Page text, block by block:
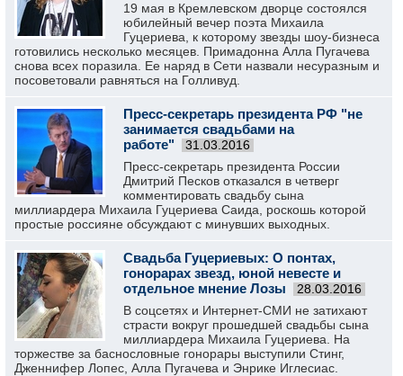
19 мая в Кремлевском дворце состоялся
юбилейный вечер поэта Михаила
Гуцериева, к которому звезды шоу-бизнеса
готовились несколько месяцев. Примадонна Алла Пугачева
снова всех поразила. Ее наряд в Сети назвали несуразным и
посоветовали равняться на Голливуд.
Пресс-секретарь президента РФ "не
занимается свадьбами на
работе"
31.03.2016
Пресс-секретарь президента России
Дмитрий Песков отказался в четверг
комментировать свадьбу сына
миллиардера Михаила Гуцериева Саида, роскошь которой
простые россияне обсуждают с минувших выходных.
Свадьба Гуцериевых: О понтах,
гонорарах звезд, юной невесте и
отдельное мнение Лозы
28.03.2016
В соцсетях и Интернет-СМИ не затихают
страсти вокруг прошедшей свадьбы сына
миллиардера Михаила Гуцериева. На
торжестве за баснословные гонорары выступили Стинг,
Дженнифер Лопес, Алла Пугачева и Энрике Иглесиас.